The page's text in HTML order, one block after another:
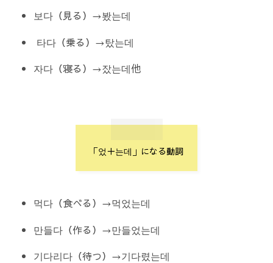
보다（見る）→봤는데
타다（乗る）→탔는데
자다（寝る）→잤는데他
「었＋는데」になる動詞
먹다（食べる）→먹었는데
만들다（作る）→만들었는데
기다리다（待つ）→기다렸는데